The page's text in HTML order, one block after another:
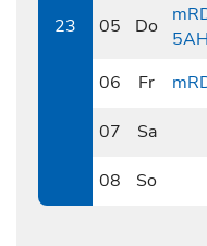
23
05
Do
06
Fr
07
Sa
08
So